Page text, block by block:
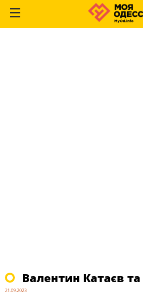
Валентин Катаєв
21.09.2023